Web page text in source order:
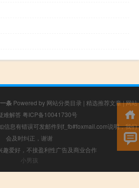
条 Powered by 网站分类目录 | 精选推荐文章|网站
难解答 粤ICP备10041730号
信息有错误可发邮件到f_fb#foxmail.com说明，我们
会及时纠正，谢谢
趣爱好，不接盈利性广告及商业合作
小男孩